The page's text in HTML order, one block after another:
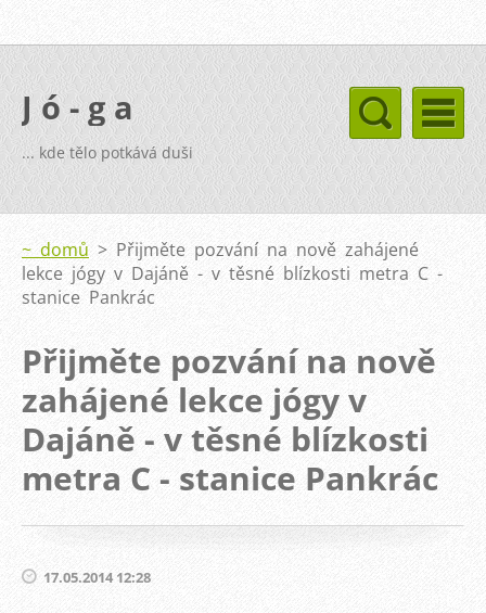
J ó - g a
... kde tělo potkává duši
~ domů > Přijměte pozvání na nově zahájené
lekce jógy v Dajáně - v těsné blízkosti metra C -
stanice Pankrác
Přijměte pozvání na nově
zahájené lekce jógy v
Dajáně - v těsné blízkosti
metra C - stanice Pankrác
17.05.2014 12:28